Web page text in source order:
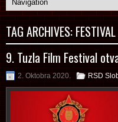
TAG ARCHIVES: FESTIVAL
9. Tuzla Film Festival
2. Oktobra 2020. RSD